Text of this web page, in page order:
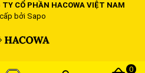
0
TY CỔ PHẦN HACOWA VIỆT NAM
bởiSapo